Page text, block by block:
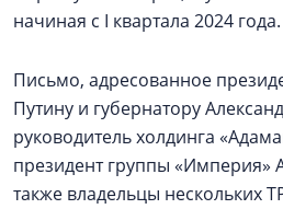
начиная с I квартала 2024 года.
Письмо, адресованное
Путину и губернатору
руководитель холдинга
президент группы «Империя»
также владельцы нескольких